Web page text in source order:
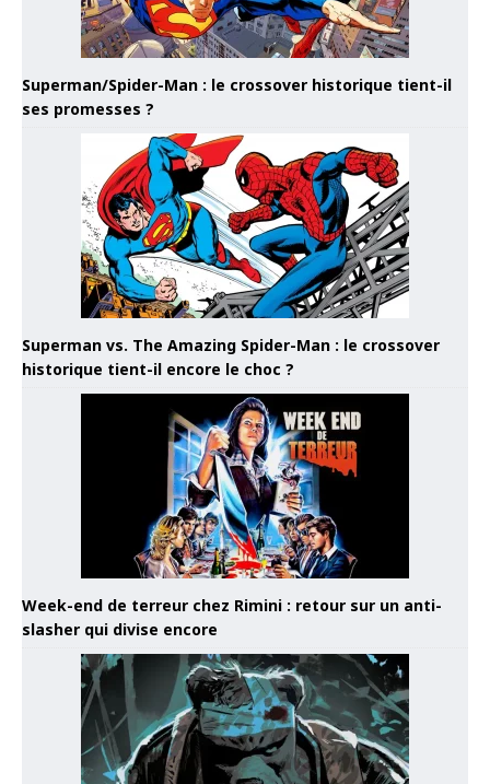
Superman/Spider-Man : le crossover historique tient-il
ses promesses ?
Superman vs. The Amazing Spider-Man : le crossover
historique tient-il encore le choc ?
Week-end de terreur chez Rimini : retour sur un anti-
slasher qui divise encore